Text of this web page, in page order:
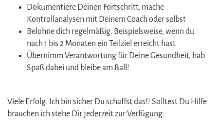
Dokumentiere Deinen Fortschritt, mache
Kontrollanalysen mit Deinem Coach oder selbst
Belohne dich regelmäßig. Beispielsweise, wenn du
nach 1 bis 2 Monaten ein Teilziel erreicht hast
Übernimm Verantwortung für Deine Gesundheit, hab
Spaß dabei und bleibe am Ball!
Viele Erfolg. Ich bin sicher Du schaffst das!! Solltest Du Hilfe
brauchen ich stehe Dir jederzeit zur Verfügung